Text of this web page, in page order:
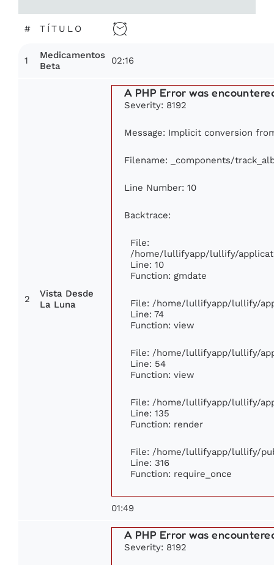
# TÍTULO
1
Medicamentos
Beta
02:16
2
Vista Desde
La Luna
A PHP Error was
Severity: 8192
Message: Implicit conversion
Filename: _components/
Line Number: 10
Backtrace:
File:
/home/lullifyapp/lullify/
Line: 10
Function: gmdate
File: /home/lullifyapp/lullify/
Line: 74
Function: view
File: /home/lullifyapp/lullify/
Line: 54
Function: view
File: /home/lullifyapp/lullify/
Line: 135
Function: render
File: /home/lullifyapp/lullify/
Line: 316
Function: require_once
01:49
A PHP Error was
Severity: 8192